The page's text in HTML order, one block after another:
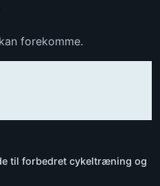
forekomme.
til forbedret cykeltræning og